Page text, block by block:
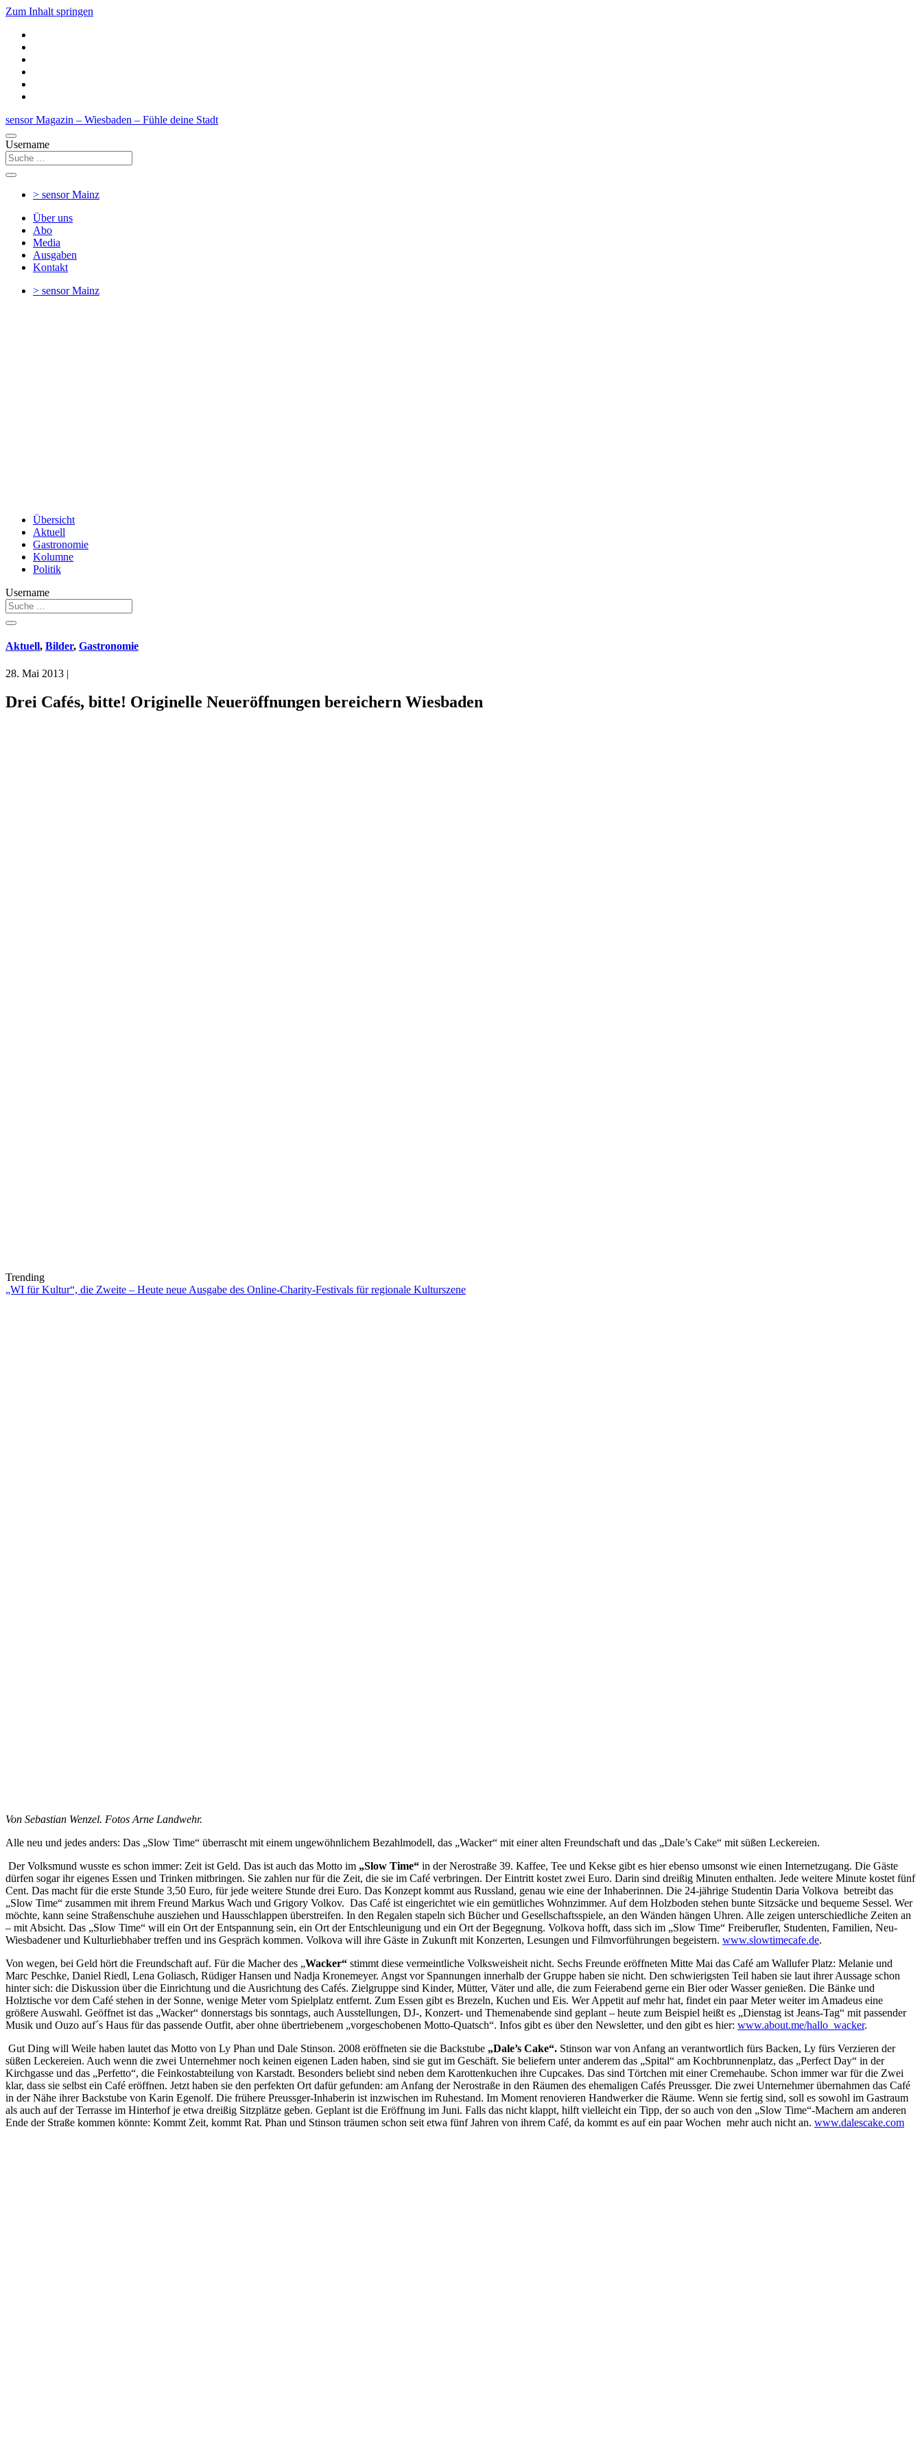
Zum Inhalt springen
sensor Magazin – Wiesbaden – Fühle deine Stadt
Username
> sensorMainz
Über uns
Abo
Media
Ausgaben
Kontakt
> sensorMainz
Übersicht
Aktuell
Gastronomie
Kolumne
Politik
Username
Aktuell, Bilder, Gastronomie
28. Mai 2013 |
Drei Cafés, bitte! Originelle Neueröffnungen bereichern Wiesbaden
Trending
„WI für Kultur“, die Zweite – Heute neue Ausgabe des Online-Charity-Festivals für regionale Kulturszene
Von Sebastian Wenzel. Fotos Arne Landwehr.
Alle neu und jedes anders: Das „Slow Time“ überrascht mit einem ungewöhnlichem Bezahlmodell, das „Wacker“ mit einer alten Freundschaft und das „Dale’s Cake“ mit süßen Leckereien.
Der Volksmund wusste es schon immer: Zeit ist Geld. Das ist auch das Motto im „Slow Time“ in der Nerostraße 39. Kaffee, Tee und Kekse gibt es hier ebenso umsonst wie einen Internetzugang. Die Gäste
dürfen sogar ihr eigenes Essen und Trinken mitbringen. Sie zahlen nur für die Zeit, die sie im Café verbringen. Der Eintritt kostet zwei Euro. Darin sind dreißig Minuten enthalten. Jede weitere Minute kostet fünf
Cent. Das macht für die erste Stunde 3,50 Euro, für jede weitere Stunde drei Euro. Das Konzept kommt aus Russland, genau wie eine der Inhaberinnen. Die 24-jährige Studentin Daria Volkova betreibt das
„Slow Time“ zusammen mit ihrem Freund Markus Wach und Grigory Volkov. Das Café ist eingerichtet wie ein gemütliches Wohnzimmer. Auf dem Holzboden stehen bunte Sitzsäcke und bequeme Sessel. Wer
möchte, kann seine Straßenschuhe ausziehen und Hausschlappen überstreifen. In den Regalen stapeln sich Bücher und Gesellschaftsspiele, an den Wänden hängen Uhren. Alle zeigen unterschiedliche Zeiten an
– mit Absicht. Das „Slow Time“ will ein Ort der Entspannung sein, ein Ort der Entschleunigung und ein Ort der Begegnung. Volkova hofft, dass sich im „Slow Time“ Freiberufler, Studenten, Familien, Neu-
Wiesbadener und Kulturliebhaber treffen und ins Gespräch kommen. Volkova will ihre Gäste in Zukunft mit Konzerten, Lesungen und Filmvorführungen begeistern. www.slowtimecafe.de.
Von wegen, bei Geld hört die Freundschaft auf. Für die Macher des „Wacker“ stimmt diese vermeintliche Volksweisheit nicht. Sechs Freunde eröffneten Mitte Mai das Café am Wallufer Platz: Melanie und
Marc Peschke, Daniel Riedl, Lena Goliasch, Rüdiger Hansen und Nadja Kronemeyer. Angst vor Spannungen innerhalb der Gruppe haben sie nicht. Den schwierigsten Teil haben sie laut ihrer Aussage schon
hinter sich: die Diskussion über die Einrichtung und die Ausrichtung des Cafés. Zielgruppe sind Kinder, Mütter, Väter und alle, die zum Feierabend gerne ein Bier oder Wasser genießen. Die Bänke und
Holztische vor dem Café stehen in der Sonne, wenige Meter vom Spielplatz entfernt. Zum Essen gibt es Brezeln, Kuchen und Eis. Wer Appetit auf mehr hat, findet ein paar Meter weiter im Amadeus eine
größere Auswahl. Geöffnet ist das „Wacker“ donnerstags bis sonntags, auch Ausstellungen, DJ-, Konzert- und Themenabende sind geplant – heute zum Beispiel heißt es „Dienstag ist Jeans-Tag“ mit passender
Musik und Ouzo auf´s Haus für das passende Outfit, aber ohne übertriebenem „vorgeschobenen Motto-Quatsch“. Infos gibt es über den Newsletter, und den gibt es hier: www.about.me/hallo_wacker.
Gut Ding will Weile haben lautet das Motto von Ly Phan und Dale Stinson. 2008 eröffneten sie die Backstube „Dale’s Cake“. Stinson war von Anfang an verantwortlich fürs Backen, Ly fürs Verzieren der
süßen Leckereien. Auch wenn die zwei Unternehmer noch keinen eigenen Laden haben, sind sie gut im Geschäft. Sie beliefern unter anderem das „Spital“ am Kochbrunnenplatz, das „Perfect Day“ in der
Kirchgasse und das „Perfetto“, die Feinkostabteilung von Karstadt. Besonders beliebt sind neben dem Karottenkuchen ihre Cupcakes. Das sind Törtchen mit einer Cremehaube. Schon immer war für die Zwei
klar, dass sie selbst ein Café eröffnen. Jetzt haben sie den perfekten Ort dafür gefunden: am Anfang der Nerostraße in den Räumen des ehemaligen Cafés Preussger. Die zwei Unternehmer übernahmen das Café
in der Nähe ihrer Backstube von Karin Egenolf. Die frühere Preussger-Inhaberin ist inzwischen im Ruhestand. Im Moment renovieren Handwerker die Räume. Wenn sie fertig sind, soll es sowohl im Gastraum
als auch auf der Terrasse im Hinterhof je etwa dreißig Sitzplätze geben. Geplant ist die Eröffnung im Juni. Falls das nicht klappt, hilft vielleicht ein Tipp, der so auch von den „Slow Time“-Machern am anderen
Ende der Straße kommen könnte: Kommt Zeit, kommt Rat. Phan und Stinson träumen schon seit etwa fünf Jahren von ihrem Café, da kommt es auf ein paar Wochen mehr auch nicht an. www.dalescake.com